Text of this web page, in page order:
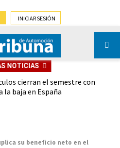
INICIAR SESIÓN
NOTICIAS
cierran el semestre con
la baja en España
su beneficio neto en el